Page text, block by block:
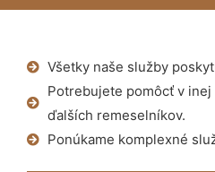
Všetky naše služby
Potrebujete pomôcť v
ďalších remeselníkov.
Ponúkame komplexné